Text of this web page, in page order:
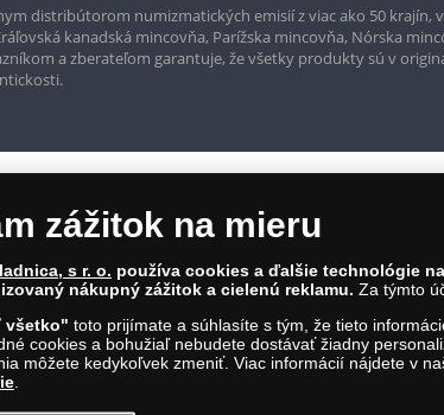
distribútorom numizmatických emisií z viac ako 50
kanadská mincovňa, Parížska mincovňa, Nórska
a zberateľom garantuje, že všetky produkty sú v
s. r. o.; Námestie Mateja Korvína 1, Bratislava 811 07, Tel.: 0850
www.narodnapokladnica.sk; IČO: 45 480 206, DIČ: SK2023004302
cookie môžete
zážitok na mieru
s r. o. používa cookies a ďalšie technológie
nákupný zážitok a cielenú reklamu. Za týmto
všetko" toto prijímate a súhlasíte s tým, že tieto
cookies a bohužiaľ nebudete dostávať žiadny
môžete kedykoľvek zmeniť. Viac informácií nájdete v